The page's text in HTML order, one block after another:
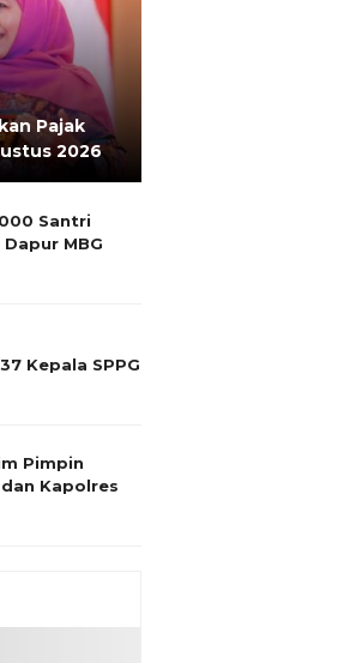
Pajak
2026
Santri
MBG
Kepala SPPG
Pimpin
Kapolres